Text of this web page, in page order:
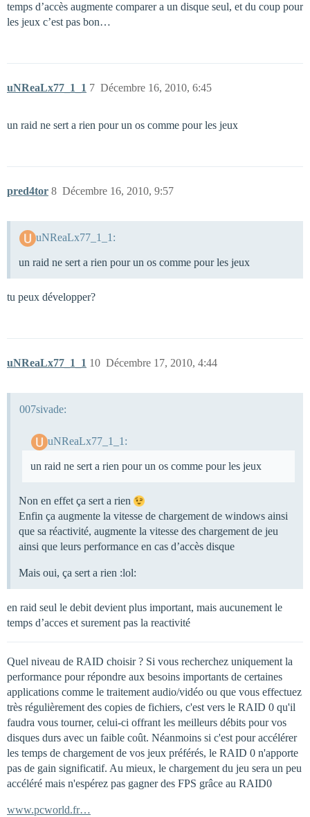
temps d’accès augmente comparer a un disque seul, et du coup pour
les jeux c’est pas bon…
uNReaLx77_1_1 Décembre 16, 2010, 6:45
7
un raid ne sert a rien pour un os comme pour les jeux
pred4tor Décembre 16, 2010, 9:57
8
uNReaLx77_1_1:
un raid ne sert a rien pour un os comme pour les jeux
tu peux développer?
uNReaLx77_1_1 Décembre 17, 2010, 4:44
10
007sivade:
uNReaLx77_1_1:
un raid ne sert a rien pour un os comme pour les jeux
Non en effet ça sert a rien
Enfin ça augmente la vitesse de chargement de windows ainsi
que sa réactivité, augmente la vitesse des chargement de jeu
ainsi que leurs performance en cas d’accès disque
Mais oui, ça sert a rien :lol:
en raid seul le debit devient plus important, mais aucunement le
temps d’acces et surement pas la reactivité
Quel niveau de RAID choisir ? Si vous recherchez uniquement la
performance pour répondre aux besoins importants de certaines
applications comme le traitement audio/vidéo ou que vous effectuez
très régulièrement des copies de fichiers, c'est vers le RAID 0 qu'il
faudra vous tourner, celui-ci offrant les meilleurs débits pour vos
disques durs avec un faible coût. Néanmoins si c'est pour accélérer
les temps de chargement de vos jeux préférés, le RAID 0 n'apporte
pas de gain significatif. Au mieux, le chargement du jeu sera un peu
accéléré mais n'espérez pas gagner des FPS grâce au RAID0
www.pcworld.fr…